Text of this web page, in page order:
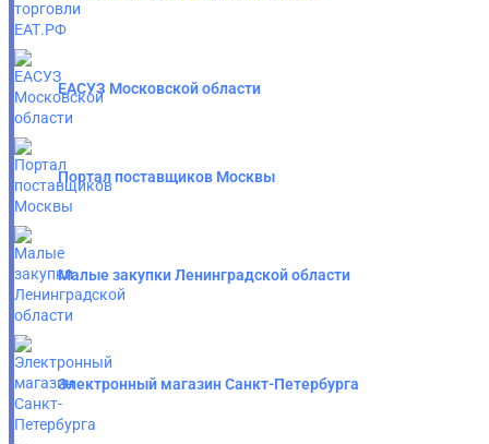
ЕАСУЗ Московской области
Портал поставщиков Москвы
Малые закупки Ленинградской области
Электронный магазин Санкт-Петербурга